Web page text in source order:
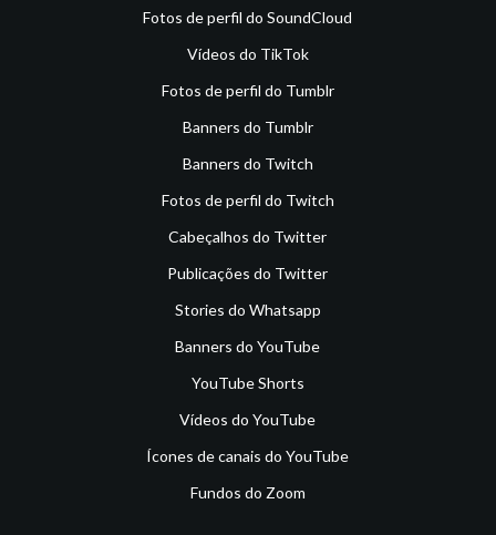
Fotos de perfil do SoundCloud
Vídeos do TikTok
Fotos de perfil do Tumblr
Banners do Tumblr
Banners do Twitch
Fotos de perfil do Twitch
Cabeçalhos do Twitter
Publicações do Twitter
Stories do Whatsapp
Banners do YouTube
YouTube Shorts
Vídeos do YouTube
Ícones de canais do YouTube
Fundos do Zoom